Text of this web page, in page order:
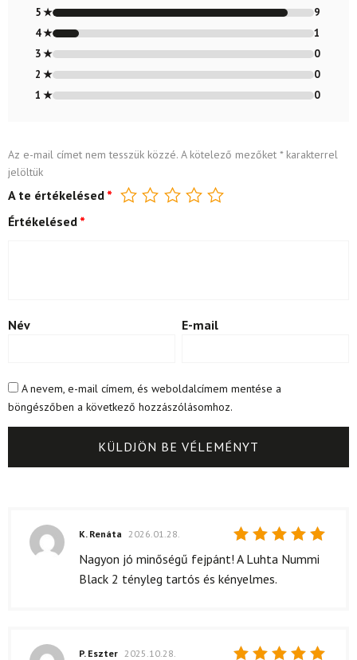
4.9/ 5
5 ★
9
4 ★
1
3 ★
0
2 ★
0
1 ★
0
Az e-mail címet nem tesszük közzé. A kötelező mezőket *karakterrel
jelöltük
A te értékelésed *
Értékelésed *
Név E-mail
A nevem, e-mail címem, és weboldalcímem mentése a
böngészőben a következő hozzászólásomhoz.
Értékelés:
K. Renáta 2026.01.28.
Nagyon jó minőségű fejpánt! A Luhta Nummi
Black 2 tényleg tartós és kényelmes.
P. Eszter 2025.10.28.